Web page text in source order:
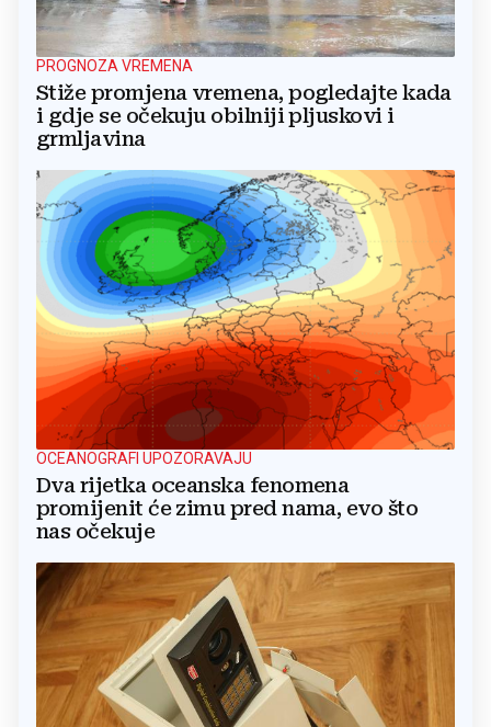
PROGNOZA VREMENA
Stiže promjena vremena, pogledajte kada
i gdje se očekuju obilniji pljuskovi i
grmljavina
OCEANOGRAFI UPOZORAVAJU
Dva rijetka oceanska fenomena
promijenit će zimu pred nama, evo što
nas očekuje